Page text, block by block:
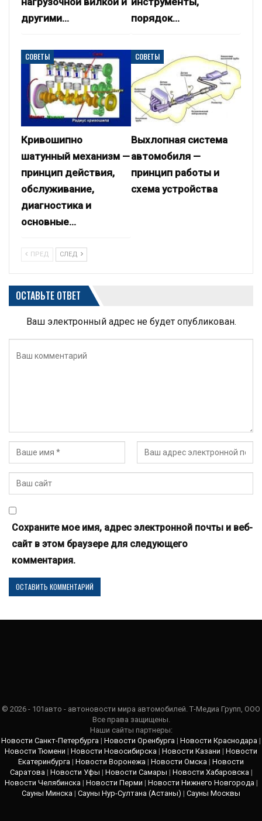
другими…
порядок…
СОВЕТЫ
Кривошипно
шатунный механизм —
принцип действия,
обслуживание,
диагностика и
основные…
СОВЕТЫ
Выхлопная система
автомобиля —
принцип работы и
схема устройства
ПРЕД СЛЕД
ОСТАВЬТЕ ОТВЕТ
Ваш электронный адрес не будет опубликован.
Сохраните мое имя, адрес электронной почты и веб-
сайт в этом браузере для следующего
комментария.
© 2026 - 101авто - автоновости мира автомобилей. Т-Медиа Групп, ООО
Все права защищены.
Наши сайты партнеры:
Новости Санкт-Петербурга | Новости Оренбурга | Новости Краснодара |
Новости Тюмени | Новости Новосибирска | Новости Казани | Новости
Екатеринбурга | Новости Воронежа | Новости Омска | Новости
Саратова| Новости Уфы | Новости Самары | Новости Хабаровска|
Новости Челябинска| Новости Перми | Новости Нижнего Новгорода|
Сауны Минска | Сауны Нур-Султана (Астаны) | Сауны Москвы